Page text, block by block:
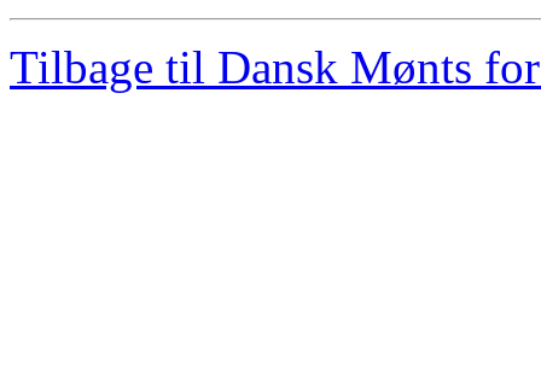
Tilbage til Dansk Mønts